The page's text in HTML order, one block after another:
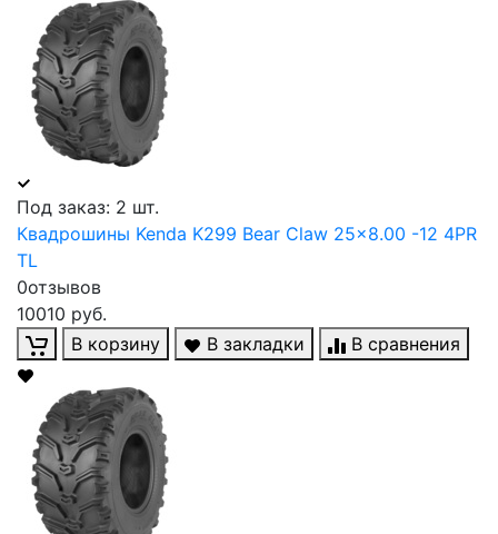
Под заказ: 2 шт.
Квадрошины Kenda K299 Bear Claw 25x8.00 -12 4PR
TL
0отзывов
10010 руб.
В корзину
В закладки В сравнения